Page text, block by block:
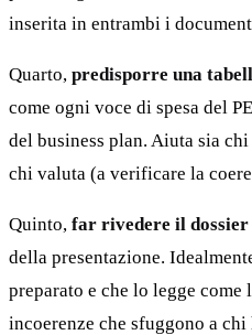
inserita in entrambi i
Quarto, predisporre una
come ogni voce di spesa del
del business plan. Aiuta sia
chi valuta (a verificare la
Quinto, far rivedere il dossier
della presentazione.
preparato e che lo legge
incoerenze che sfuggono a